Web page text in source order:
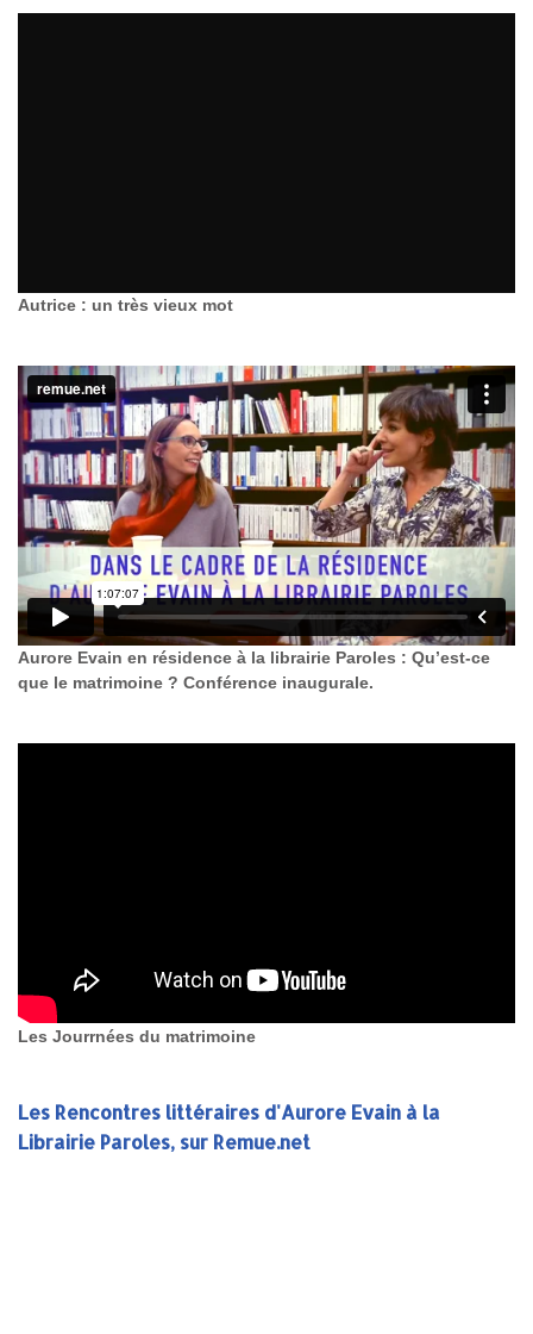
Autrice : un très vieux mot
Aurore Evain en résidence à la librairie Paroles : Qu’est-ce
que le matrimoine ? Conférence inaugurale.
Les Jourrnées du matrimoine
Les Rencontres littéraires d'Aurore Evain à la
Librairie Paroles, sur Remue.net